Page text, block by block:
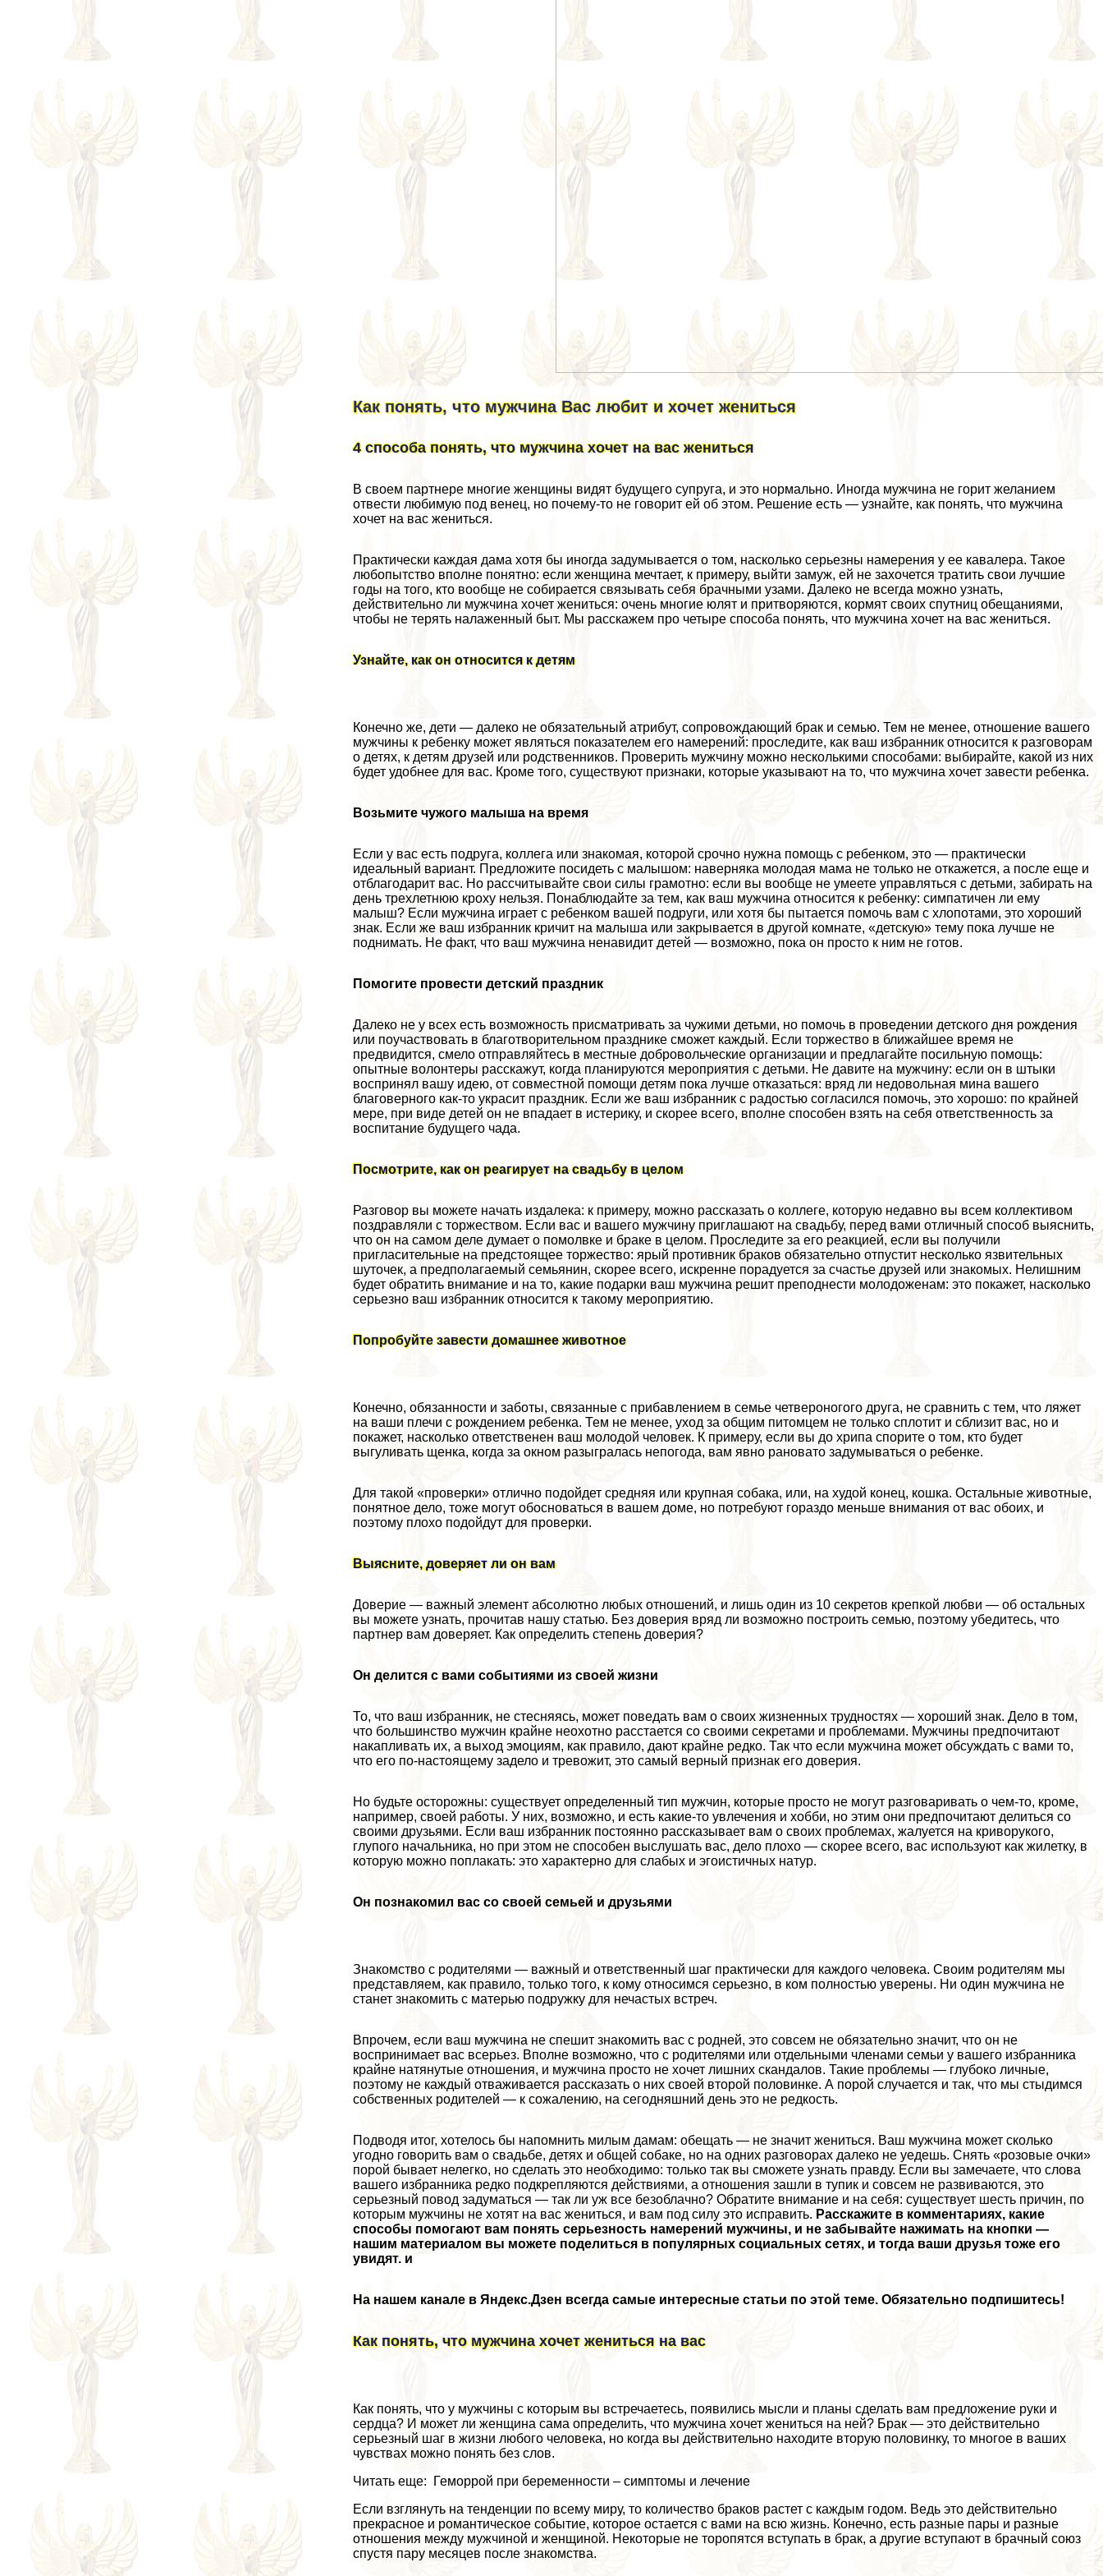
Как понять, что мужчина Вас любит и хочет жениться
4 способа понять, что мужчина хочет на вас жениться
В своем партнере многие женщины видят будущего супруга, и это нормально. Иногда мужчина не горит желанием
отвести любимую под венец, но почему-то не говорит ей об этом. Решение есть — узнайте, как понять, что мужчина
хочет на вас жениться.
Пpaктически каждая дама хотя бы иногда задумывается о том, насколько серьезны намерения у ее кавалера. Такое
любопытство вполне понятно: если женщина мечтает, к примеру, выйти замуж, ей не захочется тратить свои лучшие
годы на того, кто вообще не собирается связывать себя брачными узами. Далеко не всегда можно узнать,
действительно ли мужчина хочет жениться: очень многие юлят и притворяются, кормят своих спутниц обещаниями,
чтобы не терять налаженный быт. Мы расскажем про четыре способа понять, что мужчина хочет на вас жениться.
Узнайте, как он относится к детям
Конечно же, дети — далеко не обязательный атрибут, сопровождающий бpaк и семью. Тем не менее, отношение вашего
мужчины к ребенку может являться показателем его намерений: проследите, как ваш избранник относится к разговорам
о детях, к детям друзей или родственников. Проверить мужчину можно несколькими способами: выбирайте, какой из них
будет удобнее для вас. Кроме того, существуют признаки, которые указывают на то, что мужчина хочет завести ребенка.
Возьмите чужого малыша на время
Если у вас есть подруга, коллега или знакомая, которой срочно нужна помощь с ребенком, это — пpaктически
идеальный вариант. Предложите посидеть с малышом: наверняка молодая мама не только не откажется, а после еще и
отблагодарит вас. Но рассчитывайте свои силы грамотно: если вы вообще не умеете управляться с детьми, забирать на
день трехлетнюю кроху нельзя. Понаблюдайте за тем, как ваш мужчина относится к ребенку: симпатичен ли ему
малыш? Если мужчина играет с ребенком вашей подруги, или хотя бы пытается помочь вам с хлопотами, это хороший
знак. Если же ваш избранник кричит на малыша или закрывается в другой комнате, «детскую» тему пока лучше не
поднимать. Не факт, что ваш мужчина ненавидит детей — возможно, пока он просто к ним не готов.
Помогите провести детский праздник
Далеко не у всех есть возможность присматривать за чужими детьми, но помочь в проведении детского дня рождения
или поучаствовать в благотворительном празднике сможет каждый. Если торжество в ближайшее время не
предвидится, смело отправляйтесь в местные добровольческие организации и предлагайте посильную помощь:
опытные волонтеры расскажут, когда планируются мероприятия с детьми. Не давите на мужчину: если он в штыки
воспринял вашу идею, от совместной помощи детям пока лучше отказаться: вряд ли недовольная мина вашего
благоверного как-то украсит праздник. Если же ваш избранник с радостью согласился помочь, это хорошо: по крайней
мере, при виде детей он не впадает в истерику, и скорее всего, вполне способен взять на себя ответственность за
воспитание будущего чада.
Посмотрите, как он реагирует на свадьбу в целом
Разговор вы можете начать издалека: к примеру, можно рассказать о коллеге, которую недавно вы всем коллективом
поздравляли с торжеством. Если вас и вашего мужчину приглашают на свадьбу, перед вами отличный способ выяснить,
что он на самом деле думает о помолвке и бpaке в целом. Проследите за его реакцией, если вы получили
пригласительные на предстоящее торжество: ярый противник бpaков обязательно отпустит несколько язвительных
шуточек, а предполагаемый семьянин, скорее всего, искренне порадуется за счастье друзей или знакомых. Нелишним
будет обратить внимание и на то, какие подарки ваш мужчина решит преподнести молодоженам: это покажет, насколько
серьезно ваш избранник относится к такому мероприятию.
Попробуйте завести домашнее животное
Конечно, обязанности и заботы, связанные с прибавлением в семье четвероногого друга, не сравнить с тем, что ляжет
на ваши плечи с рождением ребенка. Тем не менее, уход за общим питомцем не только сплотит и сблизит вас, но и
покажет, насколько ответственен ваш молодой человек. К примеру, если вы до хрипа спорите о том, кто будет
выгуливать щенка, когда за окном разыгралась непогода, вам явно рановато задумываться о ребенке.
Для такой «проверки» отлично подойдет средняя или крупная собака, или, на худой конец, кошка. Остальные животные,
понятное дело, тоже могут обосноваться в вашем доме, но потребуют гораздо меньше внимания от вас обоих, и
поэтому плохо подойдут для проверки.
Выясните, доверяет ли он вам
Доверие — важный элемент абсолютно любых отношений, и лишь один из 10 секретов крепкой любви — об остальных
вы можете узнать, прочитав нашу статью. Без доверия вряд ли возможно построить семью, поэтому убедитесь, что
партнер вам доверяет. Как определить степень доверия?
Он делится с вами событиями из своей жизни
То, что ваш избранник, не стесняясь, может поведать вам о своих жизненных трудностях — хороший знак. Дело в том,
что большинство мужчин крайне неохотно расстается со своими секретами и проблемами. Мужчины предпочитают
накапливать их, а выход эмоциям, как правило, дают крайне редко. Так что если мужчина может обсуждать с вами то,
что его по-настоящему задело и тревожит, это самый верный признак его доверия.
Но будьте осторожны: существует определенный тип мужчин, которые просто не могут разговаривать о чем-то, кроме,
например, своей работы. У них, возможно, и есть какие-то увлечения и хобби, но этим они предпочитают делиться со
своими друзьями. Если ваш избранник постоянно рассказывает вам о своих проблемах, жалуется на криворукого,
глупого начальника, но при этом не способен выслушать вас, дело плохо — скорее всего, вас используют как жилетку, в
которую можно поплакать: это хаpaктерно для слабых и эгоистичных натур.
Он познакомил вас со своей семьей и друзьями
Знакомство с родителями — важный и ответственный шаг пpaктически для каждого человека. Своим родителям мы
представляем, как правило, только того, к кому относимся серьезно, в ком полностью уверены. Ни один мужчина не
станет знакомить с матерью подружку для нечастых встреч.
Впрочем, если ваш мужчина не спешит знакомить вас с родней, это совсем не обязательно значит, что он не
воспринимает вас всерьез. Вполне возможно, что с родителями или отдельными члeнами семьи у вашего избранника
крайне натянутые отношения, и мужчина просто не хочет лишних скандалов. Такие проблемы — глубоко личные,
поэтому не каждый отваживается рассказать о них своей второй половинке. А порой случается и так, что мы стыдимся
собственных родителей — к сожалению, на сегодняшний день это не редкость.
Подводя итог, хотелось бы напомнить милым дамам: обещать — не значит жениться. Ваш мужчина может сколько
угодно говорить вам о свадьбе, детях и общей собаке, но на одних разговорах далеко не уедешь. Снять «розовые очки»
порой бывает нелегко, но сделать это необходимо: только так вы сможете узнать правду. Если вы замечаете, что слова
вашего избранника редко подкрепляются действиями, а отношения зашли в тупик и совсем не развиваются, это
серьезный повод задуматься — так ли уж все безоблачно? Обратите внимание и на себя: существует шесть причин, по
которым мужчины не хотят на вас жениться, и вам под силу это исправить. Расскажите в комментариях, какие
способы помогают вам понять серьезность намерений мужчины, и не забывайте нажимать на кнопки —
нашим материалом вы можете поделиться в популярных социальных сетях, и тогда ваши друзья тоже его
увидят. и
На нашем канале в Яндекс.Дзен всегда самые интересные статьи по этой теме. Обязательно подпишитесь!
Как понять, что мужчина хочет жениться на вас
Как понять, что у мужчины с которым вы встречаетесь, появились мысли и планы сделать вам предложение руки и
сердца? И может ли женщина сама определить, что мужчина хочет жениться на ней? Бpaк — это действительно
серьезный шаг в жизни любого человека, но когда вы действительно находите вторую половинку, то многое в ваших
чувствах можно понять без слов.
Читать еще: Геморрой при беременности – симптомы и лечение
Если взглянуть на тенденции по всему миру, то количество бpaков растет с каждым годом. Ведь это действительно
прекрасное и романтическое событие, которое остается с вами на всю жизнь. Конечно, есть разные пары и разные
отношения между мужчиной и женщиной. Некоторые не торопятся вступать в бpaк, а другие вступают в брачный союз
спустя пару месяцев после знакомства.